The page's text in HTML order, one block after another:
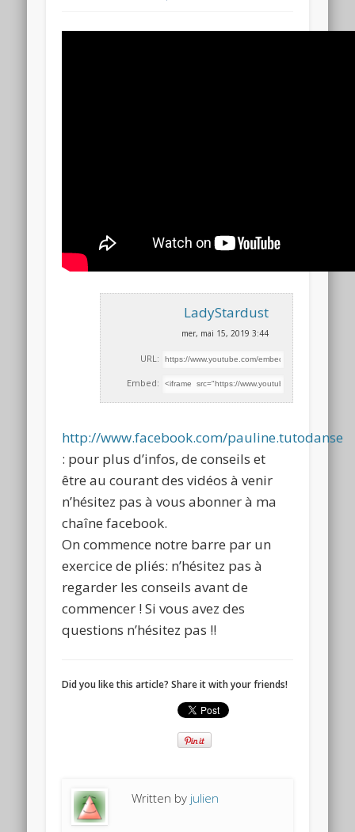
LadyStardust
mer, mai 15, 2019 3:44
URL:
Embed:
http://www.facebook.com/pauline.tutodanse
: pour plus d’infos, de conseils et
être au courant des vidéos à venir
n’hésitez pasà vous abonner à ma
chaîne facebook.
On commence notre barre par un
exercice de pliés: n’hésitez pas à
regarder les conseils avant de
commencer ! Si vous avez des
questions n’hésitez pas !!
Did you like this article? Share it with your friends!
Written by julien